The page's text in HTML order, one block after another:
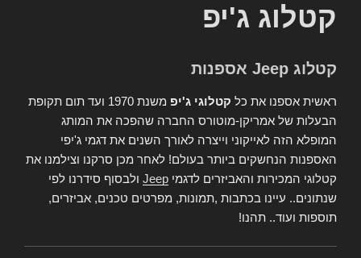
קטלוג ג'יפ
קטלוג Jeep אספנות
ראשית אספנו את כל קטלוגי ג'יפ
משנת 1970 ועד תום תקופת
הבעלות של אמריקן-מוטורס החברה שהפכה את המותג
המופלא הזה לאייקוני וייצרה לאורך השנים את דגמי ג'יפי
האספנות הנחשקים ביותר בעולם! לאחר מכן סרקנו וצילמנו את
קטלוגי המכירות והאביזרים לדגמי Jeep ולבסוף סידרנו לפי
שנתונים.. עיינו בכתבות ,תמונות, מפרטים טכנים, אביזרים,
תוספות ועוד.. תהנו!